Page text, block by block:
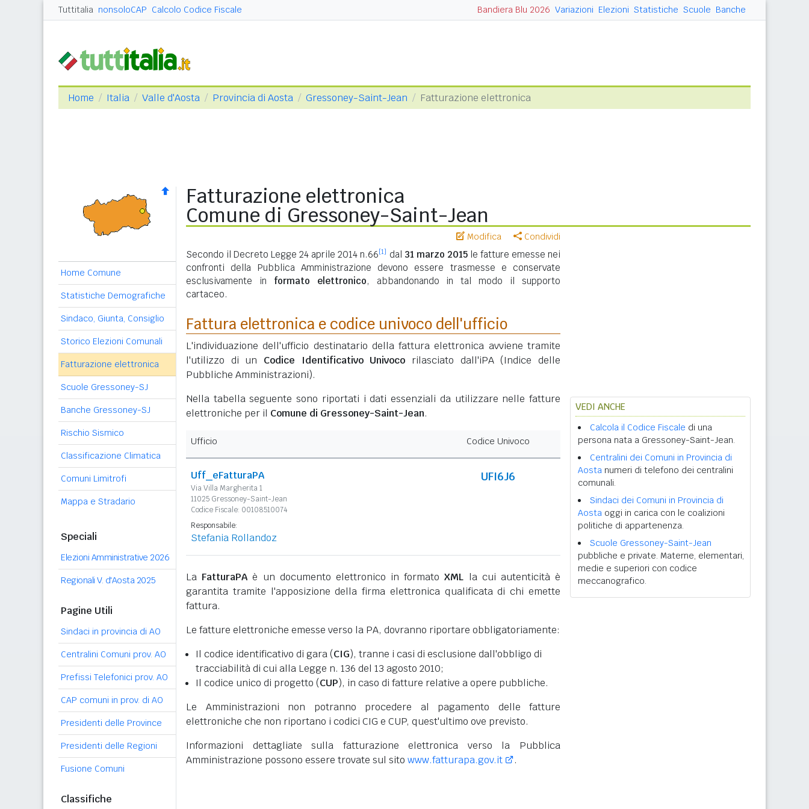
Tuttitalia nonsoloCAP Calcolo Codice Fiscale Bandiera Blu 2026 Variazioni Elezioni Statistiche Scuole Banche
Home Italia Valle d'Aosta Provincia di Aosta Gressoney-Saint-Jean Fatturazione elettronica
Home Comune
Statistiche Demografiche
Sindaco, Giunta, Consiglio
Storico Elezioni Comunali
Fatturazione elettronica
Scuole Gressoney-SJ
Banche Gressoney-SJ
Rischio Sismico
Classificazione Climatica
Comuni Limitrofi
Mappa e Stradario
Speciali
Elezioni Amministrative 2026
Regionali V. d'Aosta 2025
Pagine Utili
Sindaci in provincia di AO
Centralini Comuni prov. AO
Prefissi Telefonici prov. AO
CAP comuni in prov. di AO
Presidenti delle Province
Presidenti delle Regioni
Fusione Comuni
Classifiche
Fatturazione elettronica
Comune di Gressoney-Saint-Jean
Modifica Condividi
Secondo il Decreto Legge 24 aprile 2014 n.66[1] dal 31 marzo 2015le fatture emesse nei
confronti della Pubblica Amministrazione devono essere trasmesse e conservate
esclusivamente in formato elettronico, abbandonando in tal modo il supporto
cartaceo.
Fattura elettronica e codice univoco dell'ufficio
L'individuazione dell'ufficio destinatario della fattura elettronica avviene tramite
l'utilizzo di un Codice Identificativo Univoco rilasciato dall'iPA (Indice delle
Pubbliche Amministrazioni).
Nella tabella seguente sono riportati i dati essenziali da utilizzare nelle fatture
elettroniche per il Comune di Gressoney-Saint-Jean.
Ufficio Codice Univoco
Uff_eFatturaPA
Via Villa Margherita 1
11025 Gressoney-Saint-Jean
Codice Fiscale: 00108510074
UFI6J6
Responsabile:
Stefania Rollandoz
La FatturaPA è un documento elettronico in formatoXML la cui autenticità è
garantita tramite l'apposizione della firma elettronica qualificata di chi emette
fattura.
Le fatture elettroniche emesse verso la PA, dovranno riportare obbligatoriamente:
Il codice identificativo di gara (CIG), tranne i casi di esclusione dall'obbligo di
tracciabilità di cui alla Legge n. 136 del 13 agosto 2010;
Il codice unico di progetto (CUP), in caso di fatture relative a opere pubbliche.
Le Amministrazioni non potranno procedere al pagamento delle fatture
elettroniche che non riportano i codici CIG e CUP, quest'ultimo ove previsto.
Informazioni dettagliate sulla fatturazione elettronica verso la Pubblica
Amministrazione possono essere trovate sul sito www.fatturapa.gov.it .
VEDI ANCHE
Calcola il Codice Fiscale di una
persona nata a Gressoney-Saint-Jean.
Centralini dei Comuni in Provincia di
Aosta numeri di telefono dei centralini
comunali.
Sindaci dei Comuni in Provincia di
Aosta oggi in carica con le coalizioni
politiche di appartenenza.
Scuole Gressoney-Saint-Jean
pubbliche e private. Materne, elementari,
medie e superiori con codice
meccanografico.